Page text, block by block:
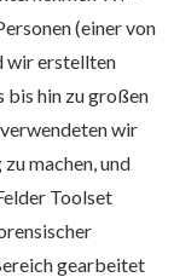
(einer von
wir erstellten
bis hin zu großen
wir
machen, und
Toolset
gearbeitet